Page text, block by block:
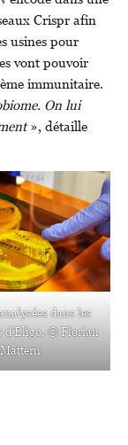
Crispr afin
usines pour
vont pouvoir
immunitaire.
On lui
», détaille
dans les
d’Eligo. © Florian
Mattern